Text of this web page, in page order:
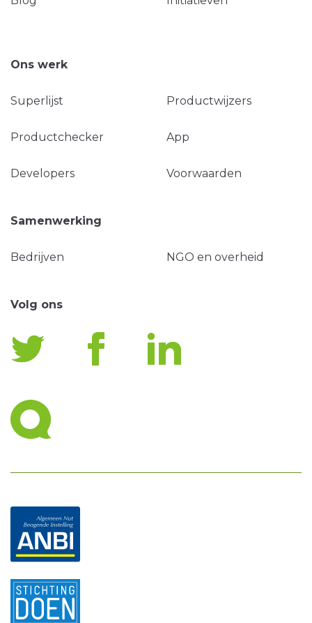
Ons werk
Superlijst Productwijzers
Productchecker App
Developers Voorwaarden
Samenwerking
Bedrijven NGO en overheid
Volg ons